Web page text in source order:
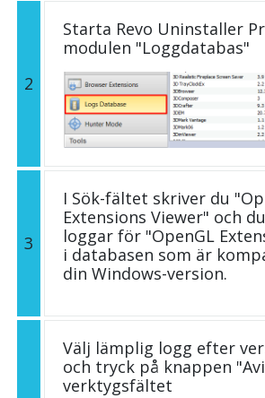
2
Starta Revo Uninstaller
modulen "Loggdatabas"
3
I Sök-fältet skriver du
Extensions Viewer" och
loggar för "OpenGL
i databasen som är
din Windows-version.
Välj lämplig logg efter
och tryck på knappen
verktygsfältet